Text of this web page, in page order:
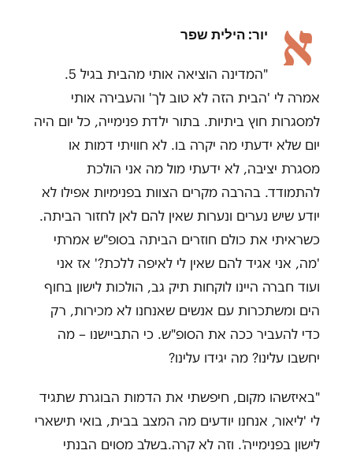
א יור: הילית שפר
"המדינה הוציאה אותי מהבית בגיל 5.
אמרה לי 'הבית הזה לא טוב לך' והעבירה אותי
למסגרות חוץ ביתיות. בתור ילדת פנימייה, כל יום היה
יום שלא ידעתי מה יקרה בו. לא חוויתי דמות או
מסגרת יציבה, לא ידעתי מול מה אני הולכת
להתמודד. בהרבה מקרים הצוות בפנימיות אפילו לא
יודע שיש נערים ונערות שאין להם לאן לחזור הביתה.
כשראיתי את כולם חוזרים הביתה בסופ"ש אמרתי
'מה, אני אגיד להם שאין לי לאיפה ללכת?' אז אני
ועוד חברה היינו לוקחות תיק גב, הולכות לישון בחוף
הים ומשתכרות עם אנשים שאנחנו לא מכירות, רק
כדי להעביר ככה את הסופ"ש. כי התביישנו – מה
יחשבו עלינו? מה יגידו עלינו?
"באיזשהו מקום, חיפשתי את הדמות הבוגרת שתגיד
לי 'ליאור, אנחנו יודעים מה המצב בבית, בואי תישארי
לישון בפנימייה'. וזה לא קרה.בשלב מסוים הבנתי